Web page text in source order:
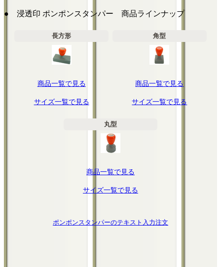
● 浸透印 ポンポンスタンパー 商品ラインナップ
長方形
商品一覧で見る
サイズ一覧で見る
角型
商品一覧で見る
サイズ一覧で見る
丸型
商品一覧で見る
サイズ一覧で見る
ポンポンスタンパーのテキスト入力注文